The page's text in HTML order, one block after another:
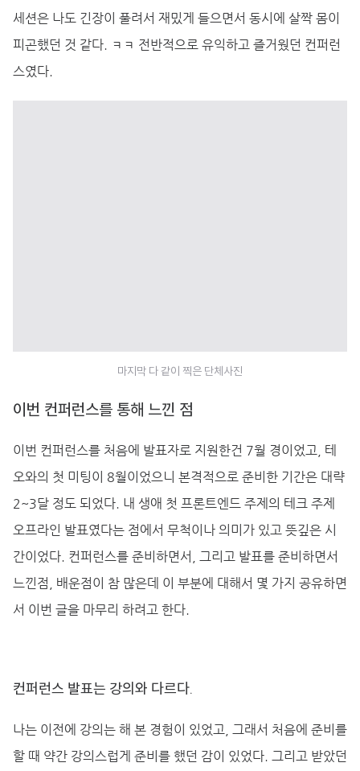
세션은 나도 긴장이 풀려서 재밌게 들으면서 동시에 살짝 몸이
피곤했던 것 같다. ㅋㅋ 전반적으로 유익하고 즐거웠던 컨퍼런
스였다.
마지막 다 같이 찍은 단체사진
이번 컨퍼런스를 통해 느낀 점
이번 컨퍼런스를 처음에 발표자로 지원한건 7월 경이었고, 테
오와의 첫 미팅이 8월이었으니 본격적으로 준비한 기간은 대략
2~3달 정도 되었다. 내 생애 첫 프론트엔드 주제의 테크 주제
오프라인 발표였다는 점에서 무척이나 의미가 있고 뜻깊은 시
간이었다. 컨퍼런스를 준비하면서, 그리고 발표를 준비하면서
느낀점, 배운점이 참 많은데 이 부분에 대해서 몇 가지 공유하면
서 이번 글을 마무리 하려고 한다.
컨퍼런스 발표는 강의와 다르다.
나는 이전에 강의는 해 본 경험이 있었고, 그래서 처음에 준비를
할 때 약간 강의스럽게 준비를 했던 감이 있었다. 그리고 받았던